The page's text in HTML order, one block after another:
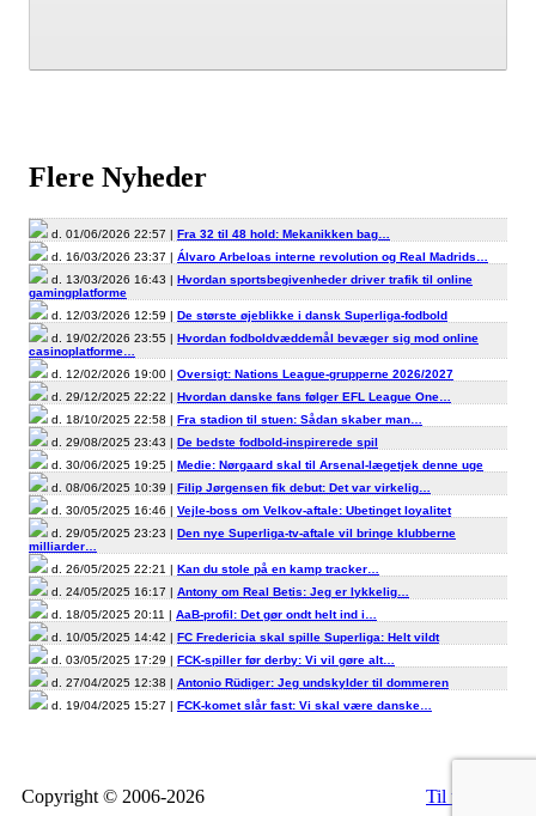
Flere Nyheder
d. 01/06/2026 22:57 | Fra 32 til 48 hold: Mekanikken bag…
d. 16/03/2026 23:37 | Álvaro Arbeloas interne revolution og Real Madrids…
d. 13/03/2026 16:43 | Hvordan sportsbegivenheder driver trafik til online
gamingplatforme
d. 12/03/2026 12:59 | De største øjeblikke i dansk Superliga-fodbold
d. 19/02/2026 23:55 | Hvordan fodboldvæddemål bevæger sig mod online
casinoplatforme…
d. 12/02/2026 19:00 | Oversigt: Nations League-grupperne 2026/2027
d. 29/12/2025 22:22 | Hvordan danske fans følger EFL League One…
d. 18/10/2025 22:58 | Fra stadion til stuen: Sådan skaber man…
d. 29/08/2025 23:43 | De bedste fodbold-inspirerede spil
d. 30/06/2025 19:25 | Medie: Nørgaard skal til Arsenal-lægetjek denne uge
d. 08/06/2025 10:39 | Filip Jørgensen fik debut: Det var virkelig…
d. 30/05/2025 16:46 | Vejle-boss om Velkov-aftale: Ubetinget loyalitet
d. 29/05/2025 23:23 | Den nye Superliga-tv-aftale vil bringe klubberne
milliarder…
d. 26/05/2025 22:21 | Kan du stole på en kamp tracker…
d. 24/05/2025 16:17 | Antony om Real Betis: Jeg er lykkelig…
d. 18/05/2025 20:11 | AaB-profil: Det gør ondt helt ind i…
d. 10/05/2025 14:42 | FC Fredericia skal spille Superliga: Helt vildt
d. 03/05/2025 17:29 | FCK-spiller før derby: Vi vil gøre alt…
d. 27/04/2025 12:38 | Antonio Rüdiger: Jeg undskylder til dommeren
d. 19/04/2025 15:27 | FCK-komet slår fast: Vi skal være danske…
Copyright © 2006-2026 Til top